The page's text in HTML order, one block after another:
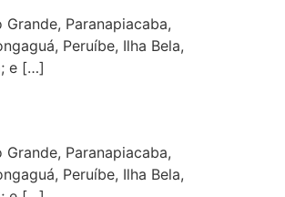
Paranapiacaba,
Peruíbe, Ilha Bela,
e […]
Paranapiacaba,
Peruíbe, Ilha Bela,